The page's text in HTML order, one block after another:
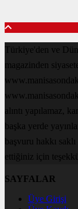
Türkiye'den ve
magazinden
alıntı yapılamaz,
başka yerde
başvuru hakkı
ettiğiniz için
SAYFALAR
Üye Girişi